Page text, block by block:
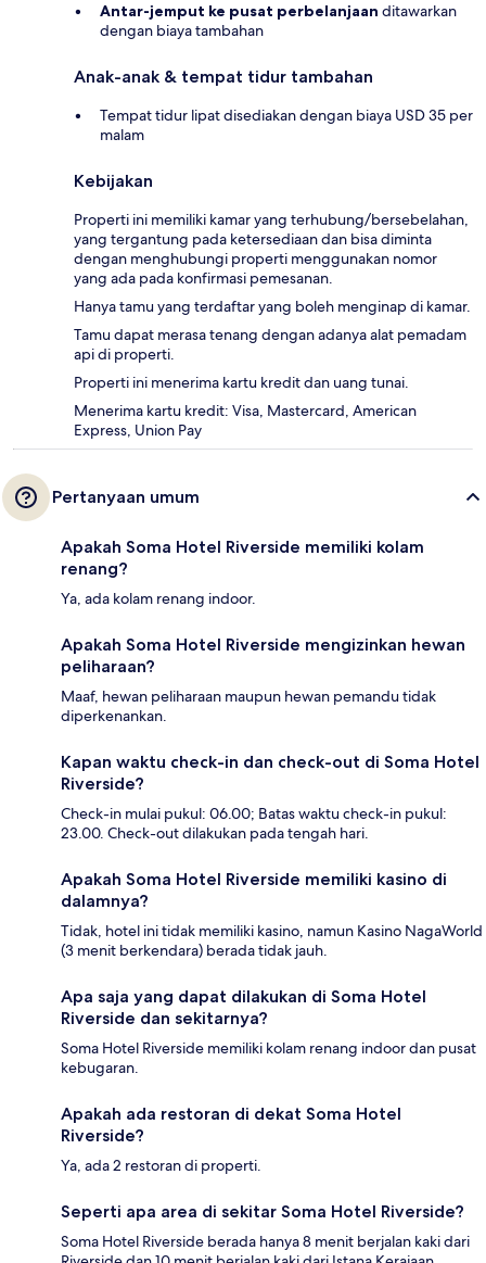
Antar-jemput ke pusat perbelanjaan ditawarkan
dengan biaya tambahan
Anak-anak & tempat tidur tambahan
Tempat tidur lipat disediakan dengan biaya USD 35 per
malam
Kebijakan
Properti ini memiliki kamar yang terhubung/bersebelahan,
yang tergantung pada ketersediaan dan bisa diminta
dengan menghubungi properti menggunakan nomor
yang ada pada konfirmasi pemesanan.
Hanya tamu yang terdaftar yang boleh menginap di kamar.
Tamu dapat merasa tenang dengan adanya alat pemadam
api di properti.
Properti ini menerima kartu kredit dan uang tunai.
Menerima kartu kredit: Visa, Mastercard, American
Express, Union Pay
Pertanyaan umum
Apakah Soma Hotel Riverside memiliki kolam
renang?
Ya, ada kolam renang indoor.
Apakah Soma Hotel Riverside mengizinkan hewan
peliharaan?
Maaf, hewan peliharaan maupun hewan pemandu tidak
diperkenankan.
Kapan waktu check-in dan check-out di Soma Hotel
Riverside?
Check-in mulai pukul: 06.00; Batas waktu check-in pukul:
23.00. Check-out dilakukan pada tengah hari.
Apakah Soma Hotel Riverside memiliki kasino di
dalamnya?
Tidak, hotel ini tidak memiliki kasino, namun Kasino NagaWorld
(3 menit berkendara) berada tidak jauh.
Apa saja yang dapat dilakukan di Soma Hotel
Riverside dan sekitarnya?
Soma Hotel Riverside memiliki kolam renang indoor dan pusat
kebugaran.
Apakah ada restoran di dekat Soma Hotel
Riverside?
Ya, ada 2 restoran di properti.
Seperti apa area di sekitar Soma Hotel Riverside?
Soma Hotel Riverside berada hanya 8 menit berjalan kaki dari